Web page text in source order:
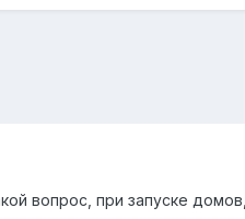
вопрос, при запуске